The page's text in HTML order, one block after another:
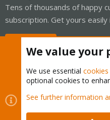
Tens of thousands of happy
subscription. Get yours easily
Cookies
Proxmox
Contact us
Terms and rules
We value your
We use essential cookies
optional cookies to
See further information